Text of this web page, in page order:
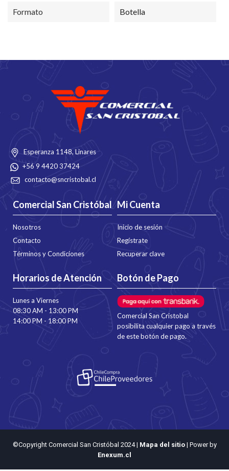
Formato Botella
Esperanza 1148, Linares
+56 9 4420 37424
contacto@sncristobal.cl
Comercial San Cristóbal
Nosotros
Contacto
Términos y Condiciones
Mi Cuenta
Inicio de sesión
Regístrate
Recuperar clave
Horarios de Atención
Lunes a Viernes
08:30 AM - 13:00 PM
14:00 PM - 18:00 PM
Botón de Pago
Comercial San Cristobal
posibilita cualquier pago a través
de este botón de pago.
©Copyright Comercial San Cristóbal 2024| Mapa del sitio| Power by
Enexum.cl